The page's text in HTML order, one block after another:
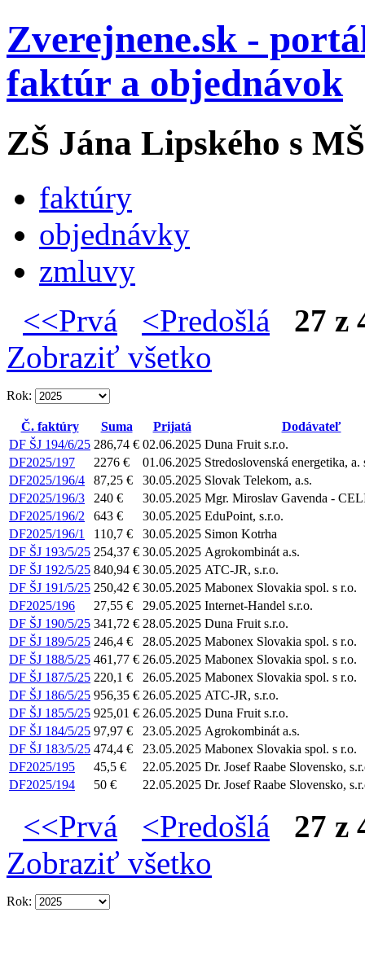
Zverejnene.sk -
faktúr a objednávok
ZŠ Jána Lipského s
faktúry
objednávky
zmluvy
<<Prvá
<Predošlá
27 z
Zobraziť všetko
Rok:
Č. faktúry Suma Prijatá
Dodávateľ
DF ŠJ 194/6/25 286,74 € 02.06.2025 Duna Fruit s.r.o.
DF2025/197
2276 € 01.06.2025 Stredoslovenská energetika, a.
DF2025/196/4
87,25 € 30.05.2025 Slovak Telekom, a.s.
DF2025/196/3
240 € 30.05.2025 Mgr. Miroslav Gavenda -
DF2025/196/2
643 € 30.05.2025 EduPoint, s.r.o.
DF2025/196/1
110,7 € 30.05.2025 Simon Kotrha
DF ŠJ 193/5/25 254,37 € 30.05.2025 Agrokombinát a.s.
DF ŠJ 192/5/25 840,94 € 30.05.2025 ATC-JR, s.r.o.
DF ŠJ 191/5/25 250,42 € 30.05.2025 Mabonex Slovakia spol. s r.o.
DF2025/196
27,55 € 29.05.2025 Internet-Handel s.r.o.
DF ŠJ 190/5/25 341,72 € 28.05.2025 Duna Fruit s.r.o.
DF ŠJ 189/5/25 246,4 € 28.05.2025 Mabonex Slovakia spol. s r.o.
DF ŠJ 188/5/25 461,77 € 26.05.2025 Mabonex Slovakia spol. s r.o.
DF ŠJ 187/5/25 220,1 € 26.05.2025 Mabonex Slovakia spol. s r.o.
DF ŠJ 186/5/25 956,35 € 26.05.2025 ATC-JR, s.r.o.
DF ŠJ 185/5/25 925,01 € 26.05.2025 Duna Fruit s.r.o.
DF ŠJ 184/5/25 97,97 € 23.05.2025 Agrokombinát a.s.
DF ŠJ 183/5/25 474,4 € 23.05.2025 Mabonex Slovakia spol. s r.o.
DF2025/195
45,5 € 22.05.2025 Dr. Josef Raabe Slovensko,
DF2025/194
50 € 22.05.2025 Dr. Josef Raabe Slovensko,
<<Prvá <Predošlá
27 z
Zobraziť všetko
Rok: